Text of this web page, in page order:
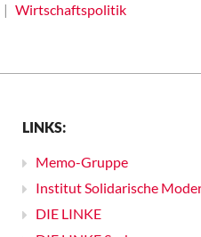
Wirtschaftspolitik
LINKS:
Memo-Gruppe
Institut Solidarische
DIE LINKE